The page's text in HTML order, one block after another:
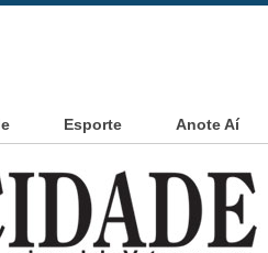
Esporte Anote Aí